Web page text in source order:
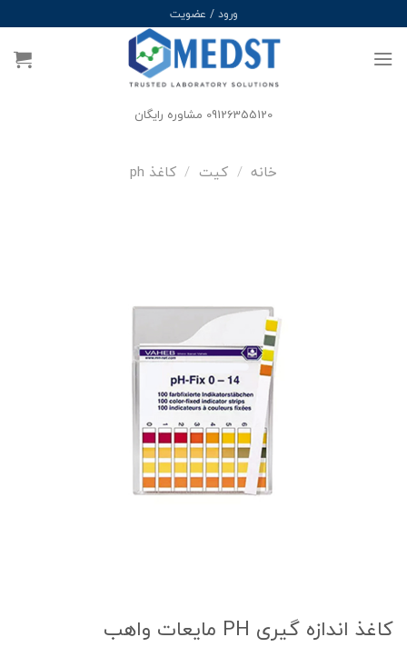
to
content
ورود / عضویت
09126355120 مشاوره رایگان
خانه / کیت / کاغذ ph
کاغذ اندازه گیری PH مایعات واهب